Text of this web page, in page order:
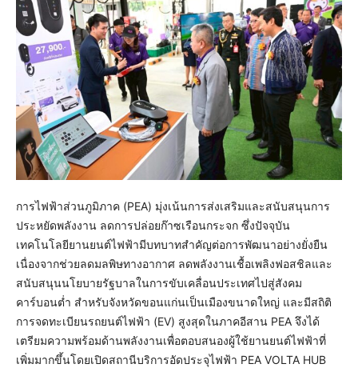
การไฟฟ้าส่วนภูมิภาค (PEA) มุ่งเน้นการส่งเสริมและสนับสนุนการ
ประหยัดพลังงาน ลดการปล่อยก๊าซเรือนกระจก ซึ่งปัจจุบัน
เทคโนโลยียานยนต์ไฟฟ้ามีบทบาทสำคัญต่อการพัฒนาอย่างยั่งยืน
เนื่องจากช่วยลดมลพิษทางอากาศ ลดพลังงานเชื้อเพลิงฟอสชิลและ
สนับสนุนนโยบายรัฐบาลในการขับเคลื่อนประเทศไปสู่สังคม
คาร์บอนต่ำ สำหรับจังหวัดขอนแก่นเป็นเมืองขนาดใหญ่ และมีสถิติ
การจดทะเบียนรถยนต์ไฟฟ้า (EV) สูงสุดในภาคอีสาน PEA จึงได้
เตรียมความพร้อมด้านพลังงานเพื่อตอบสนองผู้ใช้ยานยนต์ไฟฟ้าที่
เพิ่มมากขึ้นโดยเปิดสถานีบริการอัดประจุไฟฟ้า PEA VOLTA HUB